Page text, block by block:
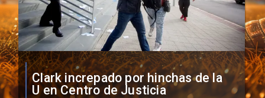
Vozinha firma contrato con Colo
Colo como nuevo arquero